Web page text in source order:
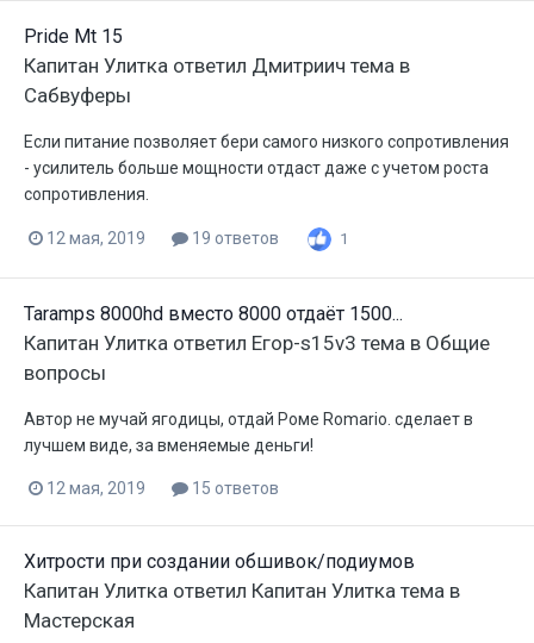
Pride Mt 15
Капитан Улитка ответил Дмитриич тема в
Сабвуферы
Если питание позволяет бери самого низкого сопротивления
- усилитель больше мощности отдаст даже с учетом роста
сопротивления.
12 мая, 2019 19 ответов 1
Taramps 8000hd вместо 8000 отдаёт 1500...
Капитан Улитка ответил Егор-s15v3 тема в Общие
вопросы
Автор не мучай ягодицы, отдай Роме Romario. сделает в
лучшем виде, за вменяемые деньги!
12 мая, 2019 15 ответов
Хитрости при создании обшивок/подиумов
Капитан Улитка ответил Капитан Улитка тема в
Мастерская